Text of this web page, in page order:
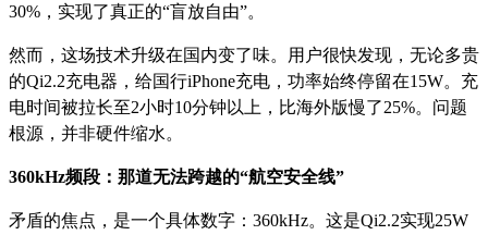
30%，实现了真正的“盲放自由”。
然而，这场技术升级在国内变了味。用户很快发现，无论多贵
的Qi2.2充电器，给国行iPhone充电，功率始终停留在15W。充
电时间被拉长至2小时10分钟以上，比海外版慢了25%。问题
根源，并非硬件缩水。
360kHz频段：那道无法跨越的“航空安全线”
矛盾的焦点，是一个具体数字：360kHz。这是Qi2.2实现25W